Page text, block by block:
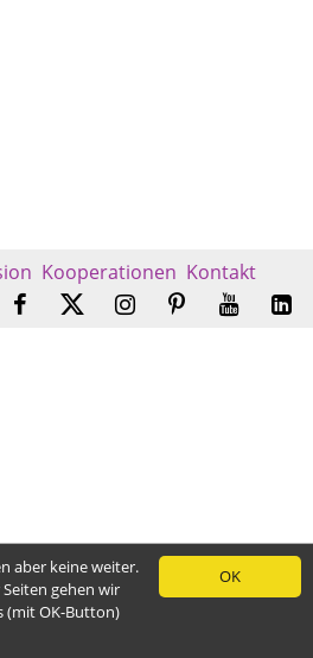
Kooperationen Kontakt
OK
aber keine weiter.
gehen wir
(mit OK-Button)